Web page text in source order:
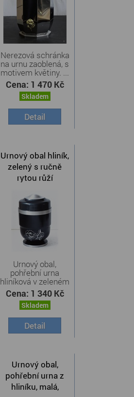
Nerezová schránka
na urnu zaoblená, s
motivem květiny. ...
Cena: 1 470 Kč
Skladem
Detail
Urnový obal hliník,
zelený s ručně
rytou růží
Urnový obal,
pohřební urna
hliníková v zeleném
...
Cena: 1 340 Kč
Skladem
Detail
Urnový obal,
pohřební urna z
hliníku, malá,